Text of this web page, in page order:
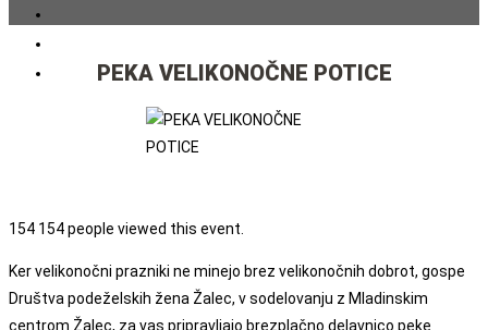
PEKA VELIKONOČNE POTICE
154 154 people viewed this event.
Ker velikonočni prazniki ne minejo brez velikonočnih dobrot, gospe
Društva podeželskih žena Žalec, v sodelovanju z Mladinskim
centrom Žalec, za vas pripravljajo brezplačno delavnico peke